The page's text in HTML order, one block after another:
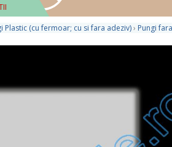
Plastic (cu fermoar; cu si fara adeziv)› Pungi